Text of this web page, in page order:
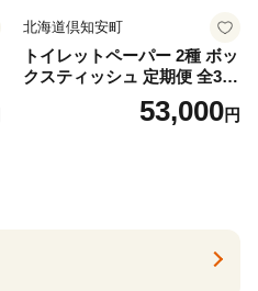
北海道倶知安町
トイレットペーパー 2種 ボッ
クスティッシュ 定期便 全3
回 日本製 まとめ買い 防災
常備品 日用雑貨 消耗品 生活
53,000円